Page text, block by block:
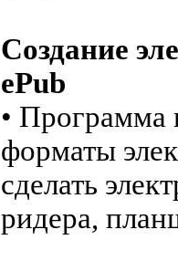
Создание
ePub
• Программа
форматы
сделать
ридера,